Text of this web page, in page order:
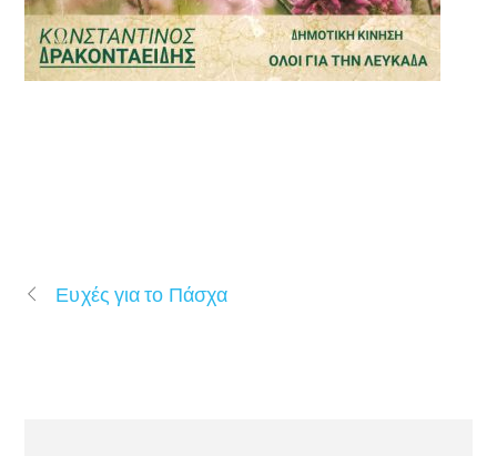
Ευχές για το Πάσχα